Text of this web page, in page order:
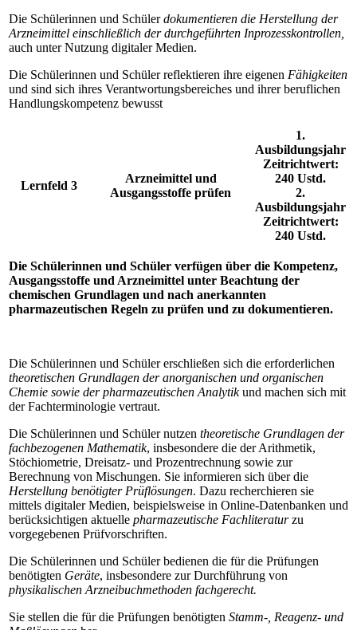
Die Schülerinnen und Schülerdokumentieren die Herstellung der
Arzneimittel einschließlich der durchgeführten Inprozesskontrollen,
auch unter Nutzung digitaler Medien.
Die Schülerinnen und Schüler reflektieren ihre eigenen Fähigkeiten
und sind sich ihres Verantwortungsbereiches und ihrer beruflichen
Handlungskompetenz bewusst
Lernfeld 3
Arzneimittel und
Ausgangsstoffe prüfen
1.
Ausbildungsjahr
Zeitrichtwert:
240 Ustd.
2.
Ausbildungsjahr
Zeitrichtwert:
240 Ustd.
Die Schülerinnen und Schüler verfügen über die Kompetenz,
Ausgangsstoffe und Arzneimittel unter Beachtung der
chemischen Grundlagen und nach anerkannten
pharmazeutischen Regeln zu prüfen und zu dokumentieren.
Die Schülerinnen und Schüler erschließen sich die erforderlichen
theoretischen Grundlagen der anorganischen und organischen
Chemie sowie der pharmazeutischen Analytikund machen sich mit
der Fachterminologie vertraut.
Die Schülerinnen und Schüler nutzen theoretische Grundlagen der
fachbezogenen Mathematik, insbesondere die der Arithmetik,
Stöchiometrie, Dreisatz- und Prozentrechnung sowie zur
Berechnung von Mischungen. Sie informieren sich über die
Herstellung benötigter Prüflösungen. Dazu recherchieren sie
mittels digitaler Medien, beispielsweise in Online-Datenbanken und
berücksichtigen aktuelle pharmazeutische Fachliteraturzu
vorgegebenen Prüfvorschriften.
Die Schülerinnen und Schüler bedienen die für die Prüfungen
benötigten Geräte, insbesondere zur Durchführung von
physikalischen Arzneibuchmethoden fachgerecht.
Sie stellen die für die Prüfungen benötigten Stamm-, Reagenz- und